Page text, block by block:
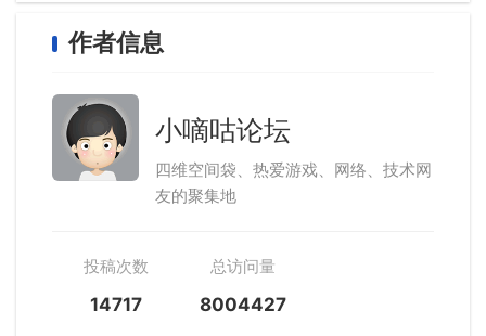
作者信息
小嘀咕论坛
四维空间袋、热爱游戏、网络、技术网
友的聚集地
投稿次数 总访问量
14717 8004427